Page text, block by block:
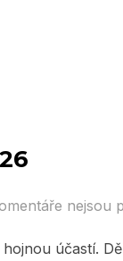
nejsou
účastí.